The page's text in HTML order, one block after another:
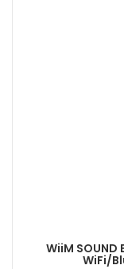
WiiM
WiFi/